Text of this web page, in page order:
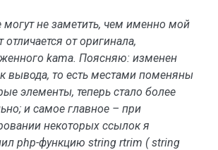
не заметить, чем именно мой
отличается от оригинала,
kama. Поясняю: изменен
вывода, то есть местами поменяны
элементы, теперь стало более
и самое главное – при
некоторых ссылок я
php-функцию string rtrim ( string